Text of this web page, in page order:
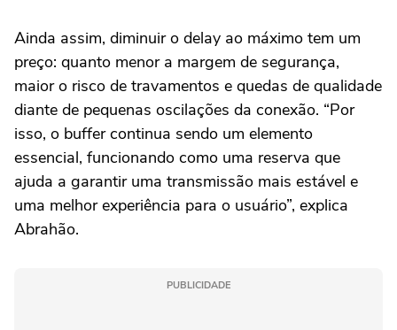
Ainda assim, diminuir o delay ao máximo tem um
preço: quanto menor a margem de segurança,
maior o risco de travamentos e quedas de qualidade
diante de pequenas oscilações da conexão. “Por
isso, o buffer continua sendo um elemento
essencial, funcionando como uma reserva que
ajuda a garantir uma transmissão mais estável e
uma melhor experiência para o usuário”, explica
Abrahão.
PUBLICIDADE